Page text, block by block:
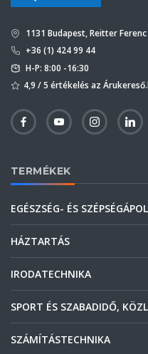
1131 Budapest, Reitter Ferenc
+36 (1) 424 99 44
H-P: 8:00 -16:30
4,9 / 5 értékelés az
TERMÉKEK
EGÉSZSÉG- ÉS
HÁZTARTÁS
IRODATECHNIKA
SPORT ÉS SZABADIDŐ,
SZÁMÍTÁSTECHNIKA